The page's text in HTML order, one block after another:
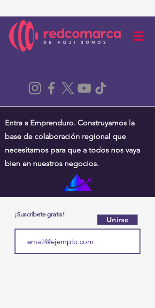
Entra a Emprenduro. Construyamos la
base de colaboración regional que
necesitamos para que a todos nos vaya
bien en nuestros negocios.
¡Suscríbete gratis!
Unirse